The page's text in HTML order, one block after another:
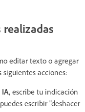
realizadas
editar texto o agregar
siguientes acciones:
IA, escribe tu indicación
escribir "deshacer